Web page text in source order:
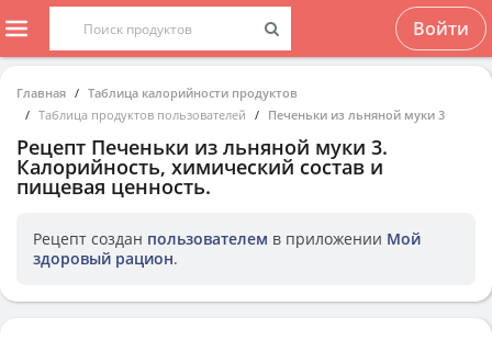
Войти
Главная
Таблица калорийности продуктов
Таблица продуктов пользователей
Печеньки из льняной муки 3
Рецепт Печеньки из льняной муки 3.
Калорийность, химический состав и
пищевая ценность.
Рецепт создан пользователем в приложении Мой
здоровый рацион.